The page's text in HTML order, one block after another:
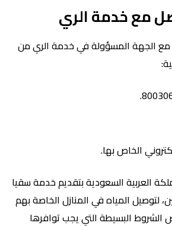
مع خدمة الري
مع الجهة المسؤولة في خدمة الري من
الخاص بها.
العربية السعودية بتقديم خدمة سقيا
لتوصيل المياه في المنازل الخاصة بهم
البسيطة التي يجب توافرها